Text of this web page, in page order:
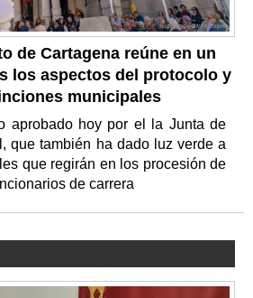
de Cartagena reúne en un
los aspectos del protocolo y
municipales
aprobado hoy por el la Junta de
que también ha dado luz verde a
que regirán en los procesión de
de carrera